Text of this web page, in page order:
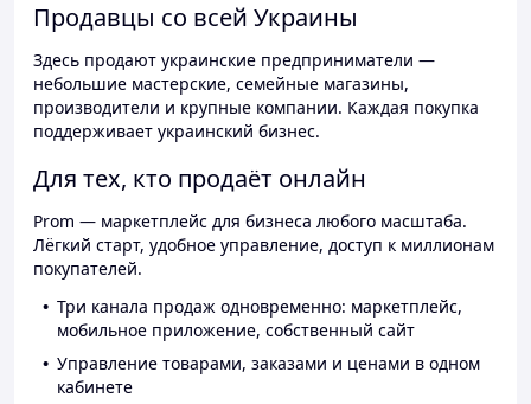
Продавцы со всей Украины
Здесь продают украинские предприниматели —
небольшие мастерские, семейные магазины,
производители и крупные компании. Каждая покупка
поддерживает украинский бизнес.
Для тех, кто продаёт онлайн
Prom — маркетплейс для бизнеса любого масштаба.
Лёгкий старт, удобное управление, доступ к миллионам
покупателей.
Три канала продаж одновременно: маркетплейс,
мобильное приложение, собственный сайт
Управление товарами, заказами и ценами в одном
кабинете